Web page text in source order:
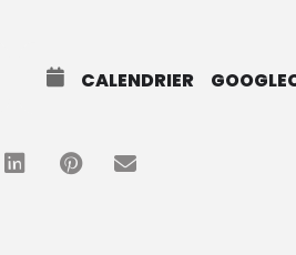
CALENDRIER